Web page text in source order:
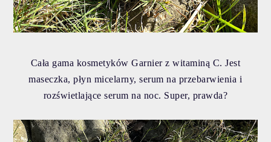
Cała gama kosmetyków Garnier z witaminą C. Jest
maseczka, płyn micelarny, serum na przebarwienia i
rozświetlające serum na noc. Super, prawda?